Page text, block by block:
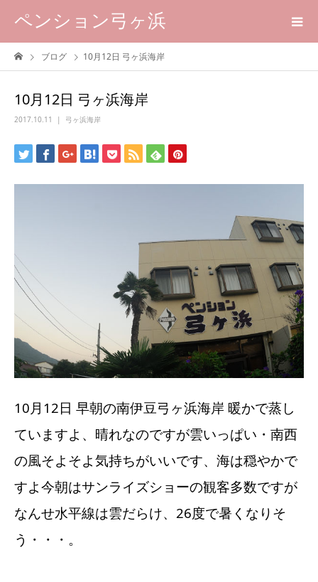
ペンション弓ヶ浜
ブログ 10月12日 弓ヶ浜海岸
10月12日 弓ヶ浜海岸
2017.10.11 弓ヶ浜海岸
10月12日 早朝の南伊豆弓ヶ浜海岸 暖かで蒸し
ていますよ、晴れなのですが雲いっぱい・南西
の風そよそよ気持ちがいいです、海は穏やかで
すよ今朝はサンライズショーの観客多数ですが
なんせ水平線は雲だらけ、26度で暑くなりそ
う・・・。